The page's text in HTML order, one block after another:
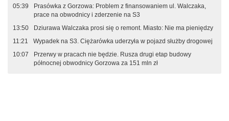
05:39
Prasówka z Gorzowa: Problem z finansowaniem ul. Walczaka,
prace na obwodnicy i zderzenie na S3
13:50
Dziurawa Walczaka prosi się o remont. Miasto: Nie ma pieniędzy
11:21
Wypadek na S3. Ciężarówka uderzyła w pojazd służby drogowej
10:07
Przerwy w pracach nie będzie. Rusza drugi etap budowy
północnej obwodnicy Gorzowa za 151 mln zł